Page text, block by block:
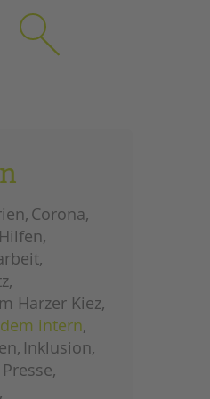
Corona
Harzer Kiez
intern
Inklusion
Presse